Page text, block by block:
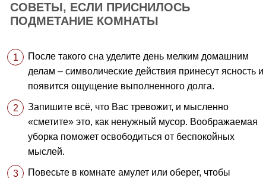
СОВЕТЫ, ЕСЛИ ПРИСНИЛОСЬ
ПОДМЕТАНИЕ КОМНАТЫ
После такого сна уделите день мелким домашним
делам – символические действия принесут ясность и
появится ощущение выполненного долга.
Запишите всё, что Вас тревожит, и мысленно
«сметите» это, как ненужный мусор. Воображаемая
уборка поможет освободиться от беспокойных
мыслей.
Повесьте в комнате амулет или оберег, чтобы